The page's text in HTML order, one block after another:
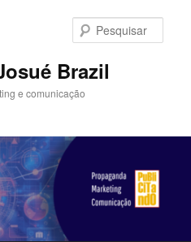
Brazil
e comunicação